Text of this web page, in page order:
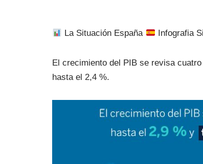
La Situación España Infografia
El crecimiento del PIB se revisa
hasta el 2,4 %.